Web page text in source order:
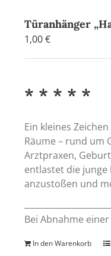
Türanhänger
1,00€
* * * * *
Ein kleines
Räume – rund um
Arztpraxen,
entlastet die junge
anzustoßen und
Bei Abnahme
In den Warenkorb